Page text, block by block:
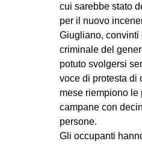
cui sarebbe stato
per il nuovo
Giugliano, convinti
criminale del
potuto svolgersi
voce di protesta di
mese riempiono le
campane con
persone.
Gli occupanti